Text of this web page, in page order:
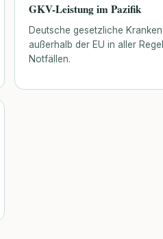
GKV-Leistung im Pazifik
Deutsche gesetzliche
außerhalb der EU in aller
Notfällen.